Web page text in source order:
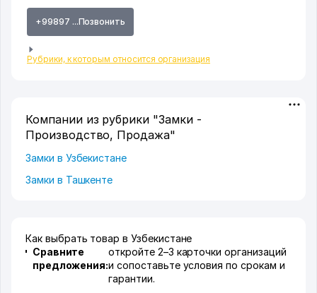
+99897 ...Позвонить
Рубрики, к которым относится организация
Компании из рубрики "Замки -
Производство, Продажа"
Замки в Узбекистане
Замки в Ташкенте
Как выбрать товар в Узбекистане
Сравните
предложения:
откройте 2–3 карточки организаций
и сопоставьте условия по срокам и
гарантии.